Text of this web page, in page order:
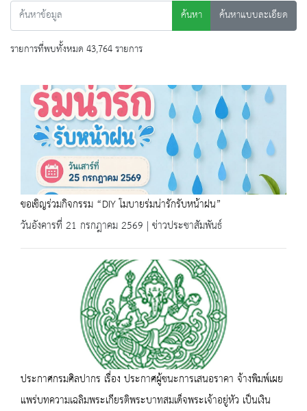
ค้นหา
ค้นหาแบบละเอียด
รายการที่พบทั้งหมด 43,764 รายการ
ขอเชิญร่วมกิจกรรม “DIY โมบายร่มน่ารักรับหน้าฝน”
วันอังคารที่ 21 กรกฎาคม 2569 | ข่าวประชาสัมพันธ์
ประกาศกรมศิลปากร เรื่อง ประกาศผู้ชนะการเสนอราคา จ้างพิมพ์เผย
แพร่บทความเฉลิมพระเกียรติพระบาทสมเด็จพระเจ้าอยู่หัว เป็นเงิน